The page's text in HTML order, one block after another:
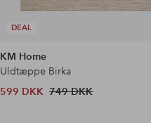
DEAL
KM Home
Uldtæppe Birka
599 DKK 749 DKK